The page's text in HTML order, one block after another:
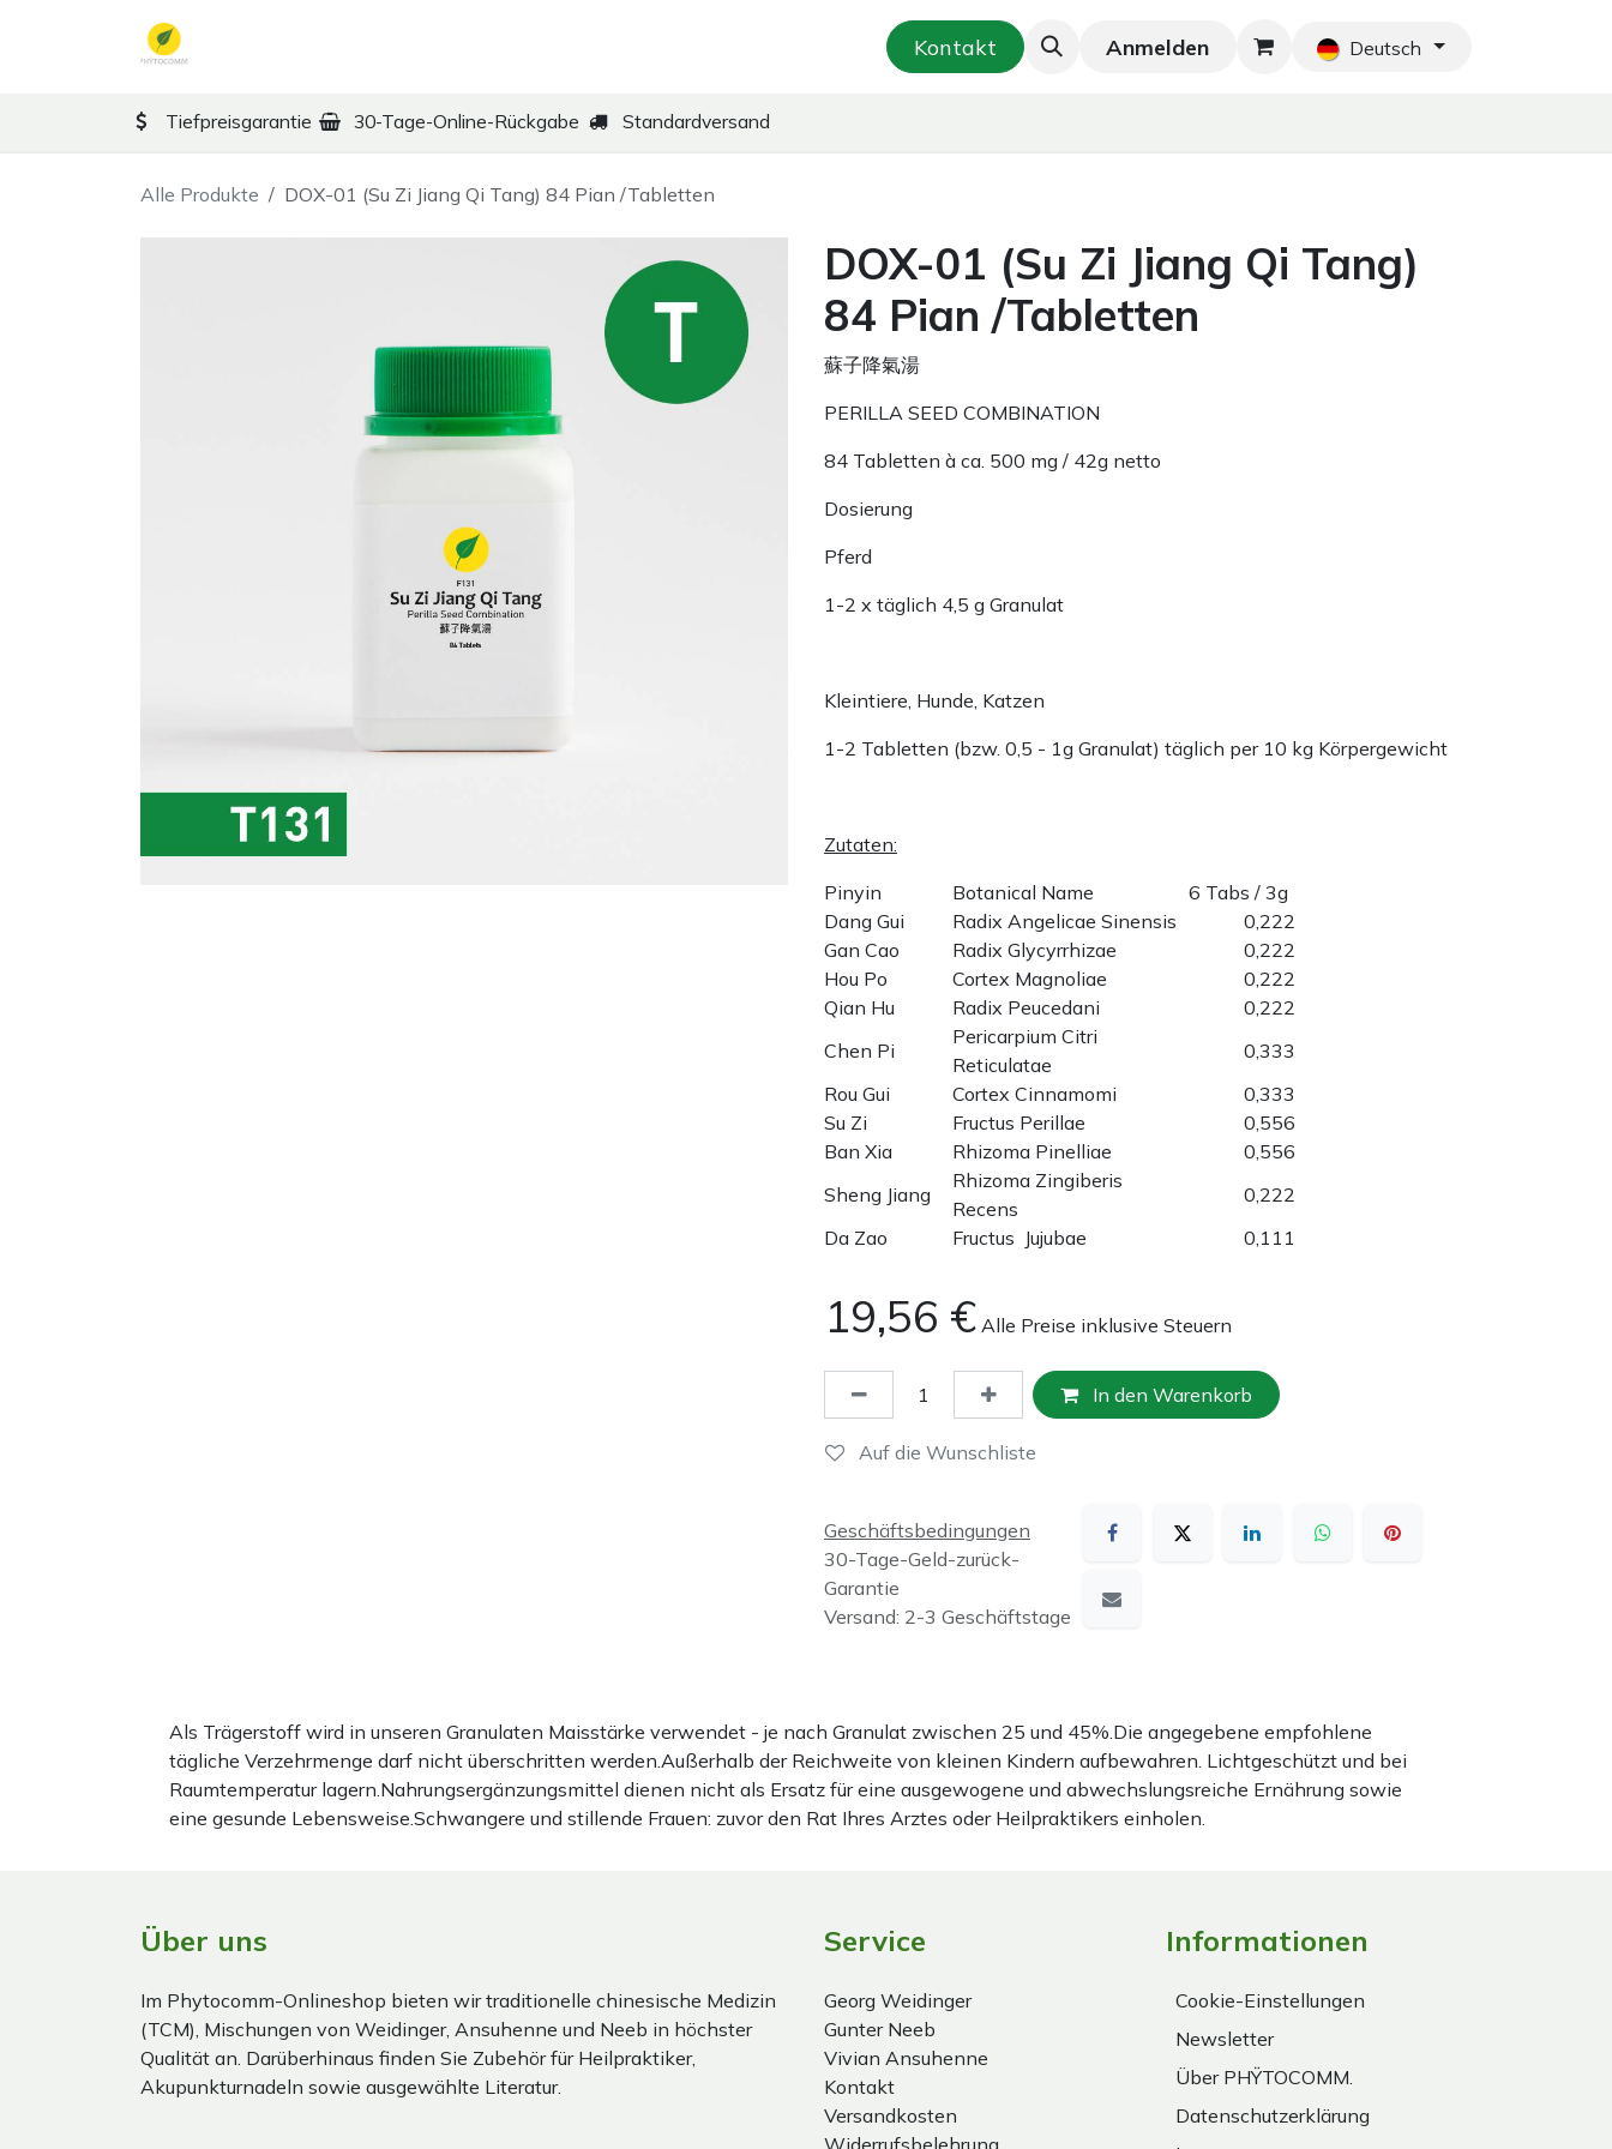
Kräuter-Zubereitungen Neu! Blog Home Shop
Kontakt Anmelden Deutsch
Tiefpreisgarantie 30-Tage-Online-Rückgabe Standardversand
Alle Produkte DOX-01 (Su Zi Jiang Qi Tang) 84 Pian /Tabletten
DOX-01 (Su Zi Jiang Qi Tang)
84 Pian /Tabletten
蘇子降氣湯
PERILLA SEED COMBINATION
84 Tabletten à ca. 500 mg / 42g netto
Dosierung
Pferd
1-2 x täglich 4,5 g Granulat
Kleintiere, Hunde, Katzen
1-2 Tabletten (bzw. 0,5 - 1g Granulat) täglich per 10 kg Körpergewicht
Zutaten:
Pinyin
Botanical Name
6 Tabs / 3g
Dang Gui
Radix Angelicae Sinensis
0,222
Gan Cao
Radix Glycyrrhizae
0,222
Hou Po
Cortex Magnoliae
0,222
Qian Hu
Radix Peucedani
0,222
Chen Pi
Pericarpium Citri
Reticulatae
0,333
Rou Gui
Cortex Cinnamomi
0,333
Su Zi
Fructus Perillae
0,556
Ban Xia
Rhizoma Pinelliae
0,556
Sheng Jiang
Rhizoma Zingiberis
Recens
0,222
Da Zao
Fructus Jujubae 0,111
19,56 € Alle Preise inklusive Steuern
In den Warenkorb
Auf die Wunschliste
Geschäftsbedingungen
30-Tage-Geld-zurück-
Garantie
Versand: 2-3 Geschäftstage
Als Trägerstoff wird in unseren Granulaten Maisstärke verwendet - je nach Granulat zwischen 25 und 45%.Die angegebene empfohlene
tägliche Verzehrmenge darf nicht überschritten werden.Außerhalb der Reichweite von kleinen Kindern aufbewahren. Lichtgeschützt und bei
Raumtemperatur lagern.Nahrungsergänzungsmittel dienen nicht als Ersatz für eine ausgewogene und abwechslungsreiche Ernährung sowie
eine gesunde Lebensweise.Schwangere und stillende Frauen: zuvor den Rat Ihres Arztes oder Heilpraktikers einholen.
Über uns
Im Phytocomm-Onlineshop bieten wir traditionelle chinesische Medizin
(TCM), Mischungen von Weidinger, Ansuhenne und Neeb in höchster
Qualität an. Darüberhinaus finden Sie Zubehör für Heilpraktiker,
Akupunkturnadeln sowie ausgewählte Literatur.
Service
Georg Weidinger
Gunter Neeb
Vivian Ansuhenne
Kontakt
Versandkosten
Informationen
Cookie-Einstellungen
Newsletter
Über PHŸTOCOMM.
Datenschutzerklärung